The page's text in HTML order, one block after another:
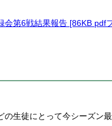
会第6戦結果報告 [86KB pdf
の生徒にとって今シーズン